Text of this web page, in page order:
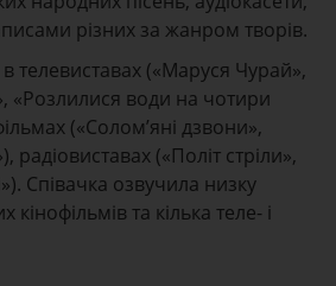
різних за жанром творів.
телевиставах («Маруся Чурай»,
«Розлилися води на чотири
(«Солом’яні дзвони»,
(«Політ стріли»,
Співачка озвучила низку
та кілька теле- і